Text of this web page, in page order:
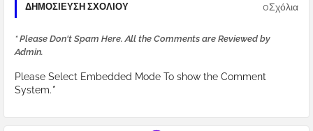
ΔΗΜΟΣΊΕΥΣΗ ΣΧΟΛΊΟΥ 0Σχόλια
* Please Don't Spam Here. All the Comments are Reviewed by
Admin.
Please Select Embedded Mode To show the Comment
System.*